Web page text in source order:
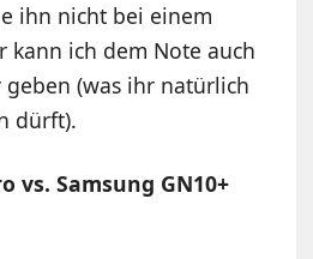
ihn nicht bei einem
kann ich dem Note auch
(was ihr natürlich
dürft).
vs. Samsung GN10+